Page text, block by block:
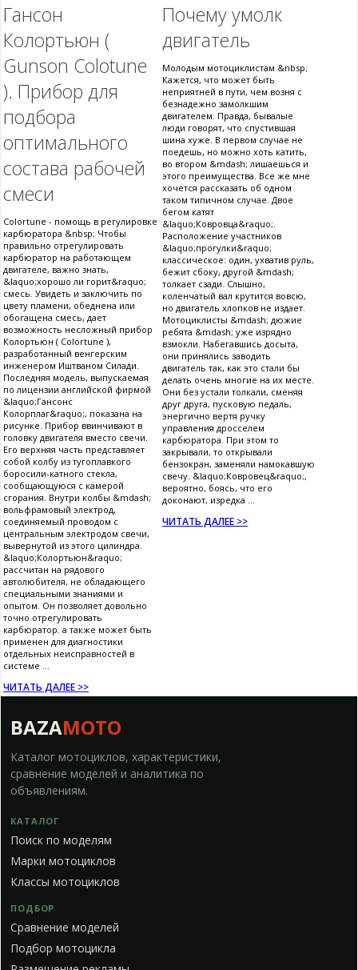
Гансон
Колортьюн (
Gunson Colotune
). Прибор для
подбора
оптимального
состава рабочей
смеси
Colortune - помощь в регулировке
карбюратора &nbsp; Чтобы
правильно отрегулировать
карбюратор на работающем
двигателе, важно знать,
&laquo;хорошо ли горит&raquo;
смесь. Увидеть и заключить по
цвету пламени, обеднена или
обогащена смесь, дает
возможность несложный прибор
Колортьюн ( Colortune ),
разработанный венгерским
инженером Иштваном Силади.
Последняя модель, выпускаемая
по лицензии английской фирмой
&laquo;Гансонс
Колорплаг&raquo;, показана на
рисунке. Прибор ввинчивают в
головку двигателя вместо свечи.
Его верхняя часть представляет
собой колбу из тугоплавкого
боросили-катного стекла,
сообщающуюся с камерой
сгорания. Внутри колбы &mdash;
вольфрамовый электрод,
соединяемый проводом с
центральным электродом свечи,
вывернутой из этого цилиндра.
&laquo;Колортьюн&raquo;
рассчитан на рядового
автолюбителя, не обладающего
специальными знаниями и
опытом. Он позволяет довольно
точно отрегулировать
карбюратор. а также может быть
применен для диагностики
отдельных неисправностей в
системе ...
ЧИТАТЬ ДАЛЕЕ >>
Почему умолк
двигатель
Молодым мотоциклистам &nbsp;
Кажется, что может быть
неприятней в пути, чем возня с
безнадежно замолкшим
двигателем. Правда, бывалые
люди говорят, что спустившая
шина хуже. В первом случае не
поедешь, но можно хоть катить,
во втором &mdash; лишаешься и
этого преимущества. Все же мне
хочется рассказать об одном
таком типичном случае. Двое
бегом катят
&laquo;Ковровца&raquo;.
Расположение участников
&laquo;прогулки&raquo;
классическое: один, ухватив руль,
бежит сбоку, другой &mdash;
толкает сзади. Слышно,
коленчатый вал крутится вовсю,
но двигатель хлопков не издает.
Мотоциклисты &mdash; дюжие
ребята &mdash; уже изрядно
взмокли. Набегавшись досыта,
они принялись заводить
двигатель так, как это стали бы
делать очень многие на их месте.
Они без устали толкали, сменяя
друг друга, пусковую педаль,
энергично вертя ручку
управления дросселем
карбюратора. При этом то
закрывали, то открывали
бензокран, заменяли намокавшую
свечу. &laquo;Ковровец&raquo;,
вероятно, боясь, что его
доконают, изредка ...
ЧИТАТЬ ДАЛЕЕ >>
BAZAMOTO
Каталог мотоциклов, характеристики,
сравнение моделей и аналитика по
объявлениям.
КАТАЛОГ
Поиск по моделям
Марки мотоциклов
Классы мотоциклов
ПОДБОР
Сравнение моделей
Подбор мотоцикла